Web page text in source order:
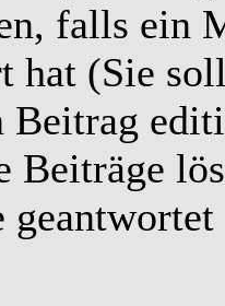
falls ein
hat (Sie
Beitrag
Beiträge
geantwortet